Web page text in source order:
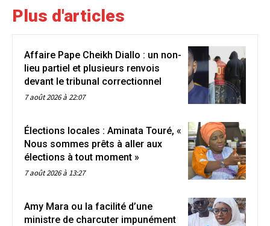
Plus d'articles
Affaire Pape Cheikh Diallo : un non-
lieu partiel et plusieurs renvois
devant le tribunal correctionnel
7 août 2026 à 22:07
Élections locales : Aminata Touré, «
Nous sommes prêts à aller aux
élections à tout moment »
7 août 2026 à 13:27
Amy Mara ou la facilité d’une
ministre de charcuter impunément